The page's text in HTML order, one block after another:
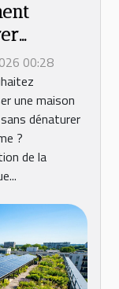
la
dans
?
00:28
une maison
dénaturer
?
de la